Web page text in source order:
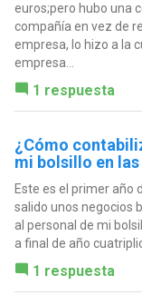
euros;pero hubo una
compañía en vez de
empresa, lo hizo a la
empresa...
1 respuesta
¿Cómo
mi bolsillo en
Este es el primer año
salido unos negocios
al personal de mi
a final de año
1 respuesta